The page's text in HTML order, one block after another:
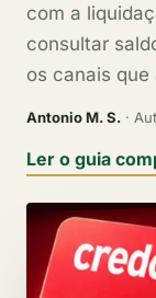
com a
consultar
os canais que
Antonio M. S. ·
Ler o guia